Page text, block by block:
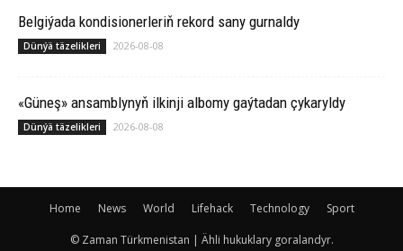
Belgiýada kondisionerleriň rekord sany gurnaldy
Dünýä täzelikleri 2026-08-08
«Güneş» ansamblynyň ilkinji albomy gaýtadan çykaryldy
Dünýä täzelikleri 2026-08-08
Home News World Lifehack Technology Sport
© Zaman Türkmenistan | Ähli hukuklary goralandyr.